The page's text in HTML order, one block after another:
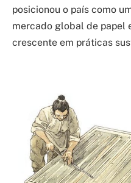
posicionou o país como
mercado global de papel
crescente em práticas